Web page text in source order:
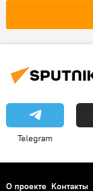
Telegram
О проекте Контакты